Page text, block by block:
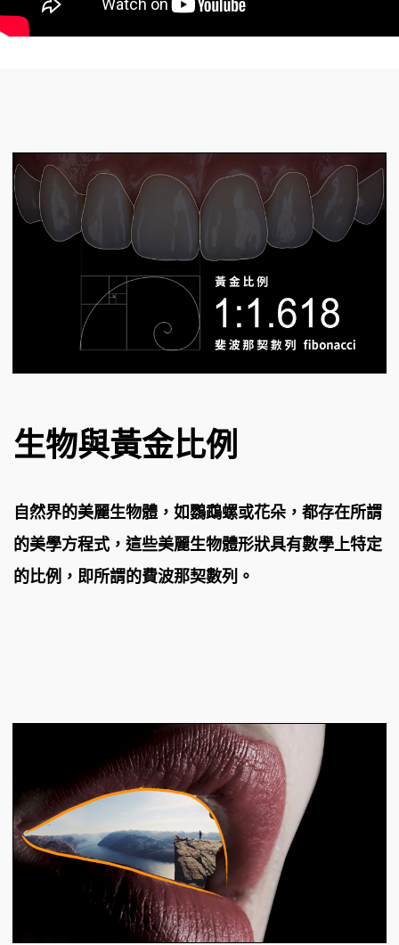
生物與黃金比例
自然界的美麗生物體，如鸚鵡螺或花朵，都存在所謂
的美學方程式，這些美麗生物體形狀具有數學上特定
的比例，即所謂的費波那契數列。